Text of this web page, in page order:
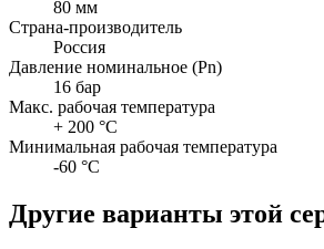
80 мм
Страна-производитель
Россия
Давление номинальное (Pn)
16 бар
Макс. рабочая температура
+ 200 °C
Минимальная рабочая температура
-60 °C
Другие варианты этой